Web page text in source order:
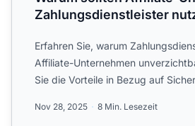
Zahlungsdienstleister
Erfahren Sie, warum
Affiliate-Unternehmen
Sie die Vorteile in Bezug auf
Nov 28, 2025 8 Min. Lesezeit